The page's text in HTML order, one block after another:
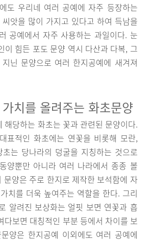
도 우리네 여러 공예에 자주 등장하는
앗을 많이 가지고 있다고 하여 득남을
공예에서 자주 사용하는 과일이다. 눈
이 힘든 포도 문양 역시 다산과 다복, 그
닌 문양으로 여러 한지공예에 새겨져
치를 올려주는 화초문양
해당하는 화초는 꽃과 관련된 문양이다.
표적인 화초에는 연꽃을 비롯해 모란,
는 당나라의 덩굴을 지칭하는 것으로
양뿐만 아니라 여러 나라에서 종종 볼
문양은 주로 한지로 제작한 보석함에 자
치를 더욱 높여주는 역할을 한다. 그리
알려진 보상화는 얼핏 보면 연꽃과 흡
다보면 대칭적인 부분 등에서 차이를 보
양은 한지공예 이외에도 여러 공예에